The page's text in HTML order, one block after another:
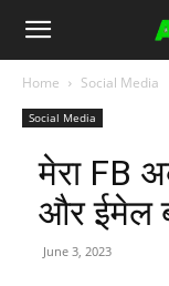
Home Social Media
Social Media
मेरा FB
और ईमेल
June 3, 2023